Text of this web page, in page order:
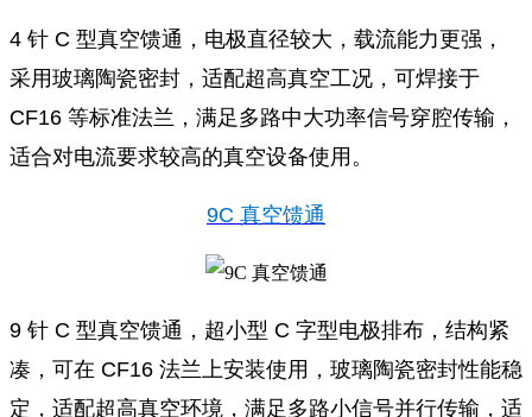
4 针 C 型真空馈通，电极直径较大，载流能力更强，
采用玻璃陶瓷密封，适配超高真空工况，可焊接于
CF16 等标准法兰，满足多路中大功率信号穿腔传输，
适合对电流要求较高的真空设备使用。
9C 真空馈通
9 针 C 型真空馈通，超小型 C 字型电极排布，结构紧
凑，可在 CF16 法兰上安装使用，玻璃陶瓷密封性能稳
定，适配超高真空环境，满足多路小信号并行传输，适